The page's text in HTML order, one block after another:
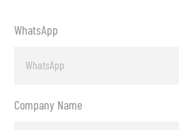
WhatsApp
Company Name